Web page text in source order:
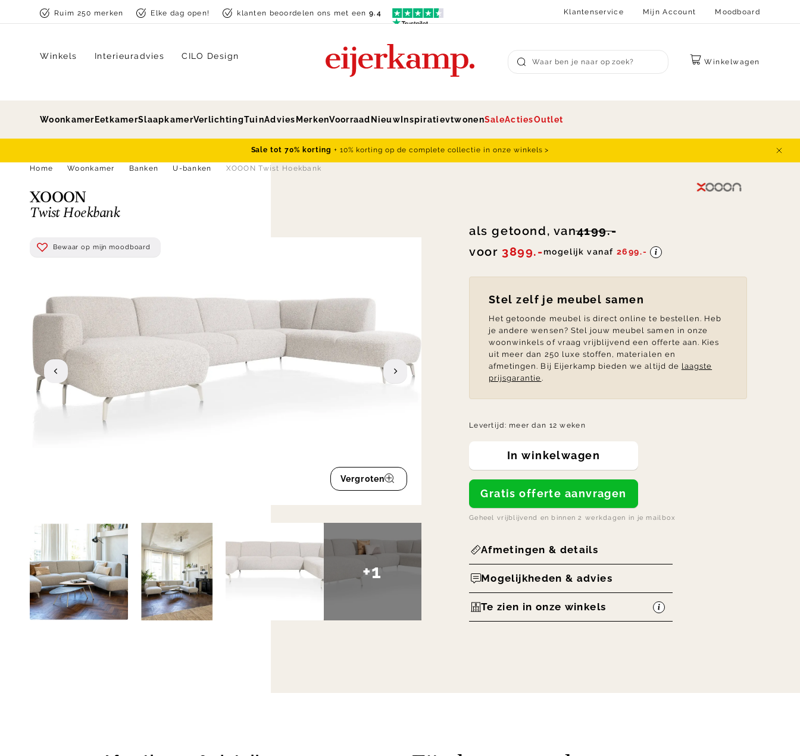
Skip to contentRuim 250 merken Elke dag open! klanten beoordelen ons met een9.4 Klantenservice Mijn Account Moodboard
Submit search
Winkelwagen
Winkels Interieuradvies CILO Design
Woonkamer EetkamerSlaapkamerVerlichtingTuinAdvies MerkenVoorraad Nieuw InspiratievtwonenSaleActiesOutlet
Sale tot 70% korting + 10% korting op de complete collectie in onze winkels >
Home
Woonkamer Banken U-banken XOOON Twist Hoekbank
XOOON
Twist Hoekbank
Bewaar op mijn moodboard
Vergroten
+1
als getoond, van4199.-
voor 3899.-mogelijk vanaf 2699.-
Stel zelf je meubel samen
Het getoonde meubel is direct online te bestellen. Heb
je andere wensen? Stel jouw meubel samen in onze
woonwinkels of vraag vrijblijvend een offerte aan. Kies
uit meer dan 250 luxe stoffen, materialen en
afmetingen. Bij Eijerkamp bieden we altijd de laagste
prijsgarantie .
Levertijd: meer dan 12 weken
In winkelwagen
Gratis offerte aanvragen
Geheel vrijblijvend en binnen 2 werkdagen in je mailbox
Afmetingen & details
Mogelijkheden & advies
Te zien in onze winkels